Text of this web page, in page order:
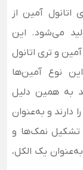
آمین از
می‌شود. این
و تری اتانول
نوع آمین‌ها
به همین دلیل
دارند و به‌عنوان
تشکیل نمک‌ها و
یک الکل،